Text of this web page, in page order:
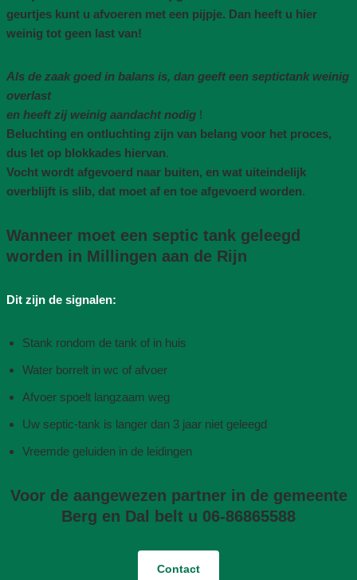
geurtjes kunt u afvoeren met een pijpje. Dan heeft u hier
weinig tot geen last van!
Als de zaak goed in balans is, dan geeft een septictank weinig
overlast
en heeft zij weinig aandacht nodig !
Beluchting en ontluchting zijn van belang voor het proces,
dus let op blokkades hiervan.
Vocht wordt afgevoerd naar buiten, en wat uiteindelijk
overblijft is slib, dat moet af en toe afgevoerd worden.
Wanneer moet een septic tank geleegd
worden in Millingen aan de Rijn
Dit zijn de signalen:
Stank rondom de tank of in huis
Water borrelt in wc of afvoer
Afvoer spoelt langzaam weg
Uw septic-tank is langer dan 3 jaar niet geleegd
Vreemde geluiden in de leidingen
Voor de aangewezen partner in de gemeente
Berg en Dal belt u 06-86865588
Contact